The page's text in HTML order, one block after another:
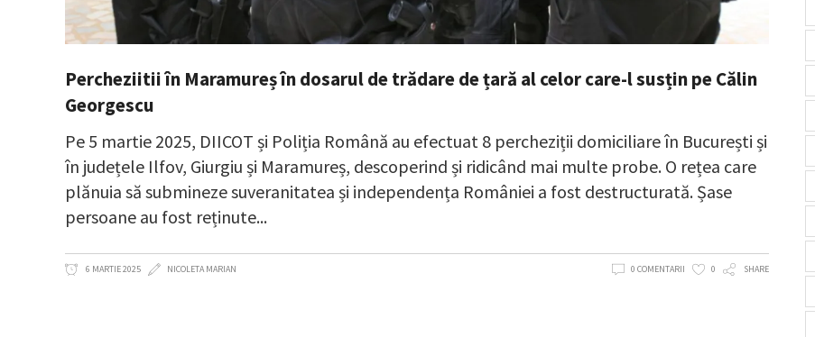
Percheziitii în Maramureș în dosarul de trădare de țară al celor care-l susțin pe Călin
Georgescu
Pe 5 martie 2025, DIICOT și Poliția Română au efectuat 8 percheziții domiciliare în București și
în județele Ilfov, Giurgiu și Maramureș, descoperind și ridicând mai multe probe. O rețea care
plănuia să submineze suveranitatea și independența României a fost destructurată. Șase
persoane au fost reținute
6 MARTIE 2025 NICOLETA MARIAN 0 COMENTARII 0 SHARE